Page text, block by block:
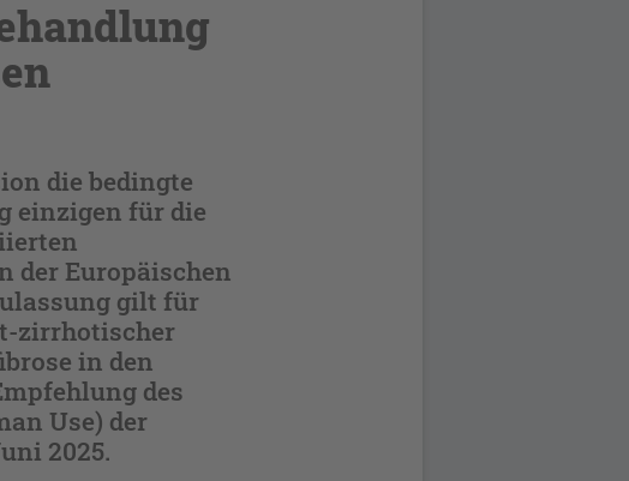
die bedingte
einzigen für die
der Europäischen
gilt für
zirrhotischer
in den
des
Use) der
2025.